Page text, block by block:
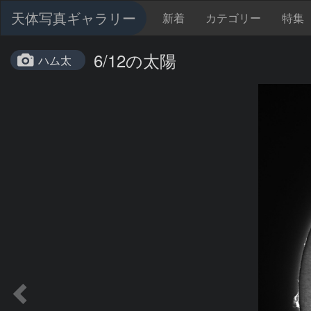
天体写真ギャラリー 新着 カテゴリー 特集
ハム太 6/12の太陽